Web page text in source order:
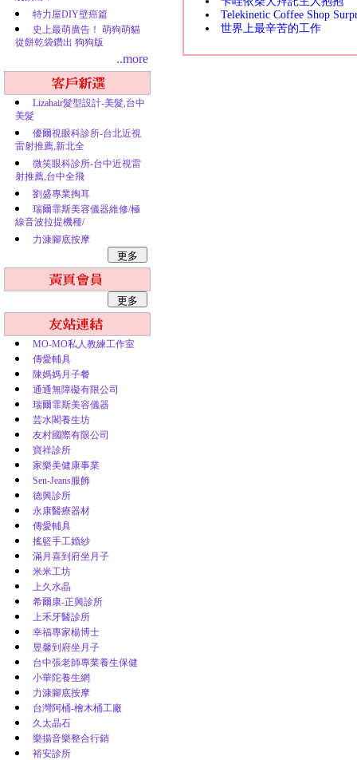
特力屋DIY壁癌篇
史上最萌廣告！ 萌狗萌貓
從餅乾袋鑽出 狗狗版
..more
Lizahair髮型設計-美髮,台中
美髮
優爾視眼科診所-台北近視
雷射推薦,新北全
微笑眼科診所-台中近視雷
射推薦,台中全飛
劉盛專業掏耳
瑞爾霏斯美容儀器維修/極
線音波拉提機種/
力漮腳底按摩
MO-MO私人教練工作室
傳愛輔具
陳媽媽月子餐
通通無障礙有限公司
瑞爾霏斯美容儀器
芸水閣養生坊
友村國際有限公司
寶祥診所
家樂美健康事業
Sen-Jeans服飾
德興診所
永康醫療器材
傳愛輔具
搖籃手工婚紗
滿月喜到府坐月子
米米工坊
上久水晶
希爾康-正興診所
上禾牙醫診所
幸福專家楊博士
昱馨到府坐月子
台中張老師專業養生保健
小華陀養生網
力漮腳底按摩
台灣阿桶-檜木桶工廠
久太晶石
樂揚音樂整合行銷
裕安診所
Telekinetic Coffee Shop
世界上最辛苦的工作